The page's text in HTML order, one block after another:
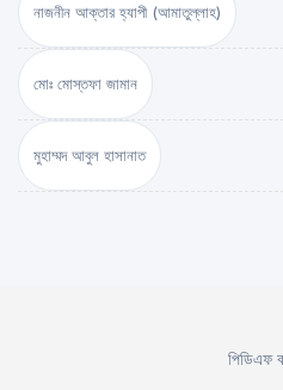
নাজনীন আক্তার হ্যাপী (আমাতুল্লাহ)
মোঃ মোস্তফা জামান
মুহাম্মদ আবুল হাসানাত
পিডিএফ